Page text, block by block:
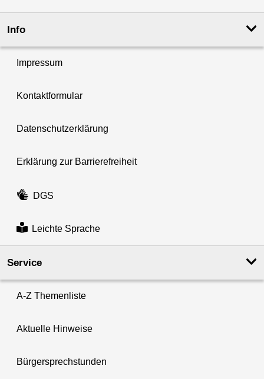
Info
Impressum
Kontaktformular
Datenschutzerklärung
Erklärung zur Barrierefreiheit
DGS
Leichte Sprache
Service
A-Z Themenliste
Aktuelle Hinweise
Bürgersprechstunden